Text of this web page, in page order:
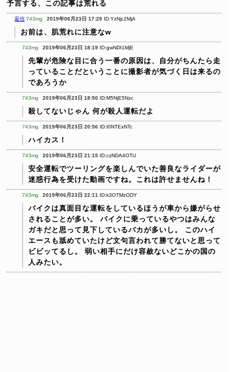
予言する、この記事は荒れる
返信 743mg 2019年06月23日 17:29 ID:YzNjc2MjA
お前は、肌荒れに注意なw
743mg 2019年06月23日 18:19 ID:gwNDI1MjE
先輩が危険な目に合う一番の原因は、自分がちんたら走
っていることだということに撮影者が気づく日は来るの
であろうか
743mg 2019年06月23日 18:50 ID:M5NjE5Nzc
殺してないじゃん 何が殺人運転だよ
743mg 2019年06月23日 20:56 ID:I0NTExNTc
ハイカス！
743mg 2019年06月23日 21:15 ID:czNDA4OTU
安全運転でツーリングを楽しんでいた善良なライダーが
迷惑行為を受けた動画ですね。これは許せませんね！
743mg 2019年06月23日 22:11 ID:k3OTMzODY
バイクは真面目な運転をしているほうが車から嫌がらせ
されることが多い。
バイクに乗っているやつはみんな
ガキだと思って見下しているバカが多いし。
このハイ
エースも舐めていたけど文句言われて勝てないと思って
ビビッてるし。
弱い相手にだけ容赦ないどこかの国の
人みたい。